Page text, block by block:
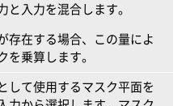
と入力を混合します。
存在する場合、この量によ
を乗算します。
して使用するマスク平面を